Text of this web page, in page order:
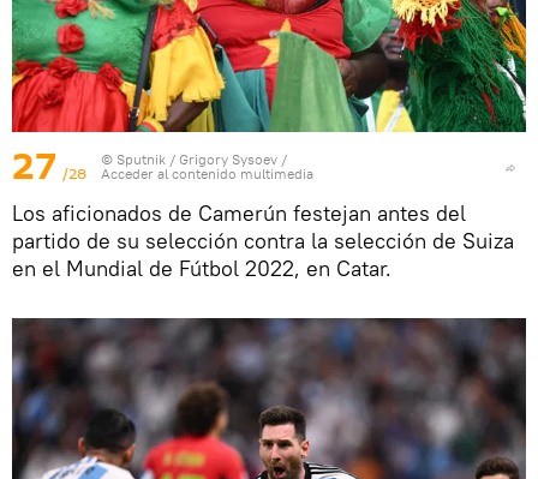
27 /28
© Sputnik / Grigory Sysoev /
Acceder al contenido multimedia
Los aficionados de Camerún festejan antes del
partido de su selección contra la selección de Suiza
en el Mundial de Fútbol 2022, en Catar.